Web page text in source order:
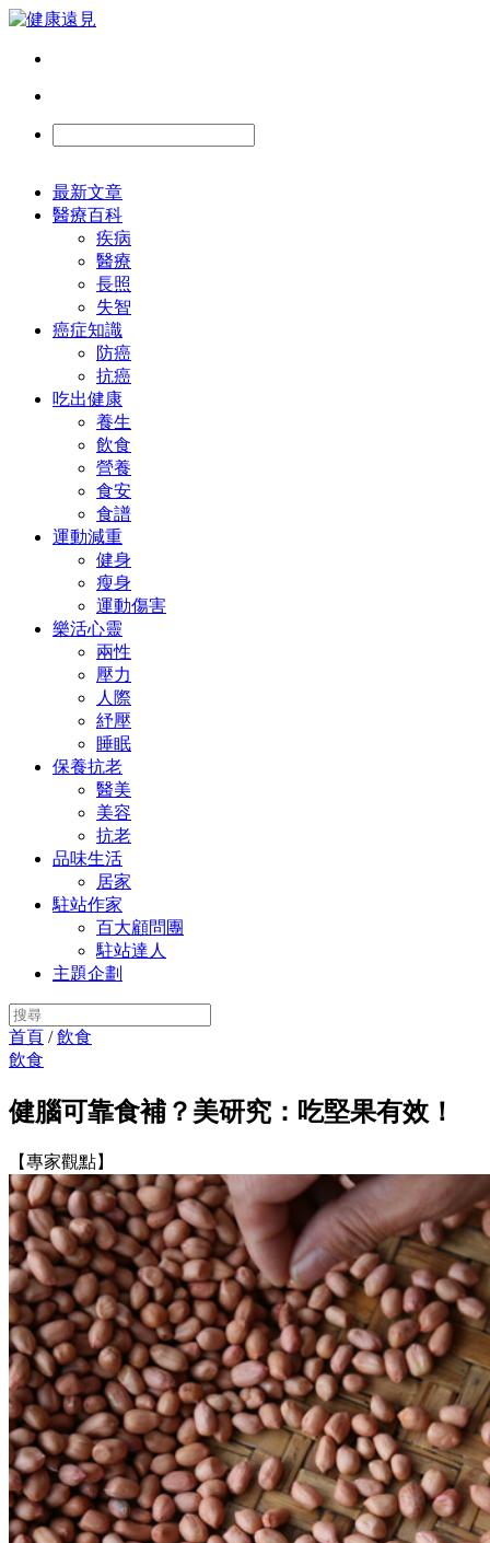
最新文章
醫療百科
疾病
醫療
長照
失智
癌症知識
防癌
抗癌
吃出健康
養生
飲食
營養
食安
食譜
運動減重
健身
瘦身
運動傷害
樂活心靈
兩性
壓力
人際
紓壓
睡眠
保養抗老
醫美
美容
抗老
品味生活
居家
駐站作家
百大顧問團
駐站達人
主題企劃
首頁 /飲食
飲食
健腦可靠食補？美研究：吃堅果有效！
【專家觀點】